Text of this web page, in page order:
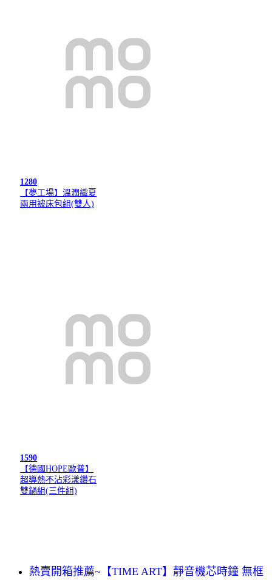
1280
【夢工場】溫潤織夏
兩用被床包組(雙人)
1590
【德國HOPE歐普】
超導熱不沾彩漾鑽石
雙鍋組(三件組)
熱賣開箱推薦~【TIME ART】靜音機芯時鐘 無框